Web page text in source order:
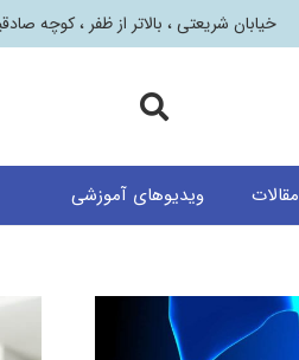
خیابان شریعتی ، بالاتر از ظفر ، کوچه صادقیان ،
مقالات ویدیوهای آموزشی